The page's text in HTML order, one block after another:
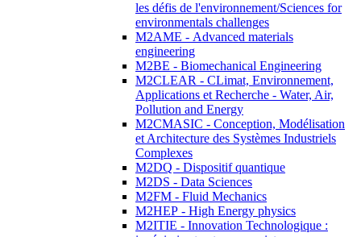
les défis de l'environnement/Sciences for
environmentals challenges
M2AME - Advanced materials
engineering
M2BE - Biomechanical Engineering
M2CLEAR - CLimat, Environnement,
Applications et Recherche - Water, Air,
Pollution and Energy
M2CMASIC - Conception, Modélisation
et Architecture des Systèmes Industriels
Complexes
M2DQ - Dispositif quantique
M2DS - Data Sciences
M2FM - Fluid Mechanics
M2HEP - High Energy physics
M2ITIE - Innovation Technologique :